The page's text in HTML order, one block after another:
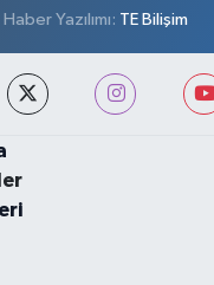
Haber Yazılımı: TE Bilişim